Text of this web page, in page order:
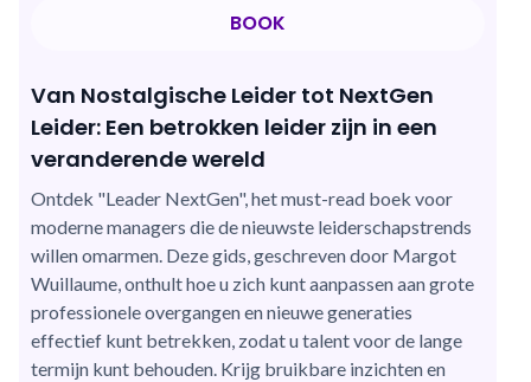
BOOK
Van Nostalgische Leider tot NextGen
Leider: Een betrokken leider zijn in een
veranderende wereld
Ontdek "Leader NextGen", het must-read boek voor
moderne managers die de nieuwste leiderschapstrends
willen omarmen. Deze gids, geschreven door Margot
Wuillaume, onthult hoe u zich kunt aanpassen aan grote
professionele overgangen en nieuwe generaties
effectief kunt betrekken, zodat u talent voor de lange
termijn kunt behouden. Krijg bruikbare inzichten en